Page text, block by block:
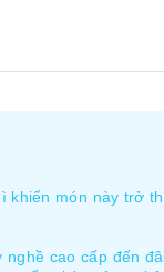
khiến món này trở
cao cấp đến